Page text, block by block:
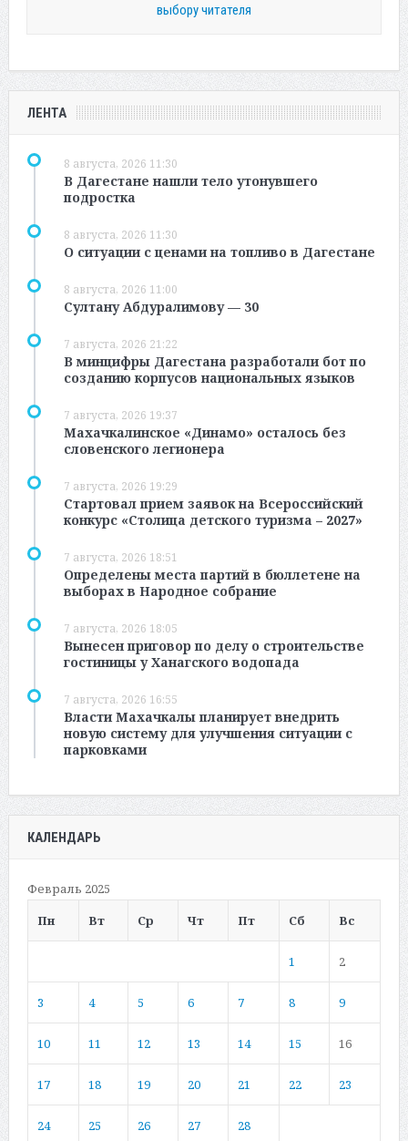
выбору читателя
ЛЕНТА
8 августа, 2026 11:30
В Дагестане нашли тело утонувшего
подростка
8 августа, 2026 11:30
О ситуации с ценами на топливо в Дагестане
8 августа, 2026 11:00
Султану Абдуралимову — 30
7 августа, 2026 21:22
В минцифры Дагестана разработали бот по
созданию корпусов национальных языков
7 августа, 2026 19:37
Махачкалинское «Динамо» осталось без
словенского легионера
7 августа, 2026 19:29
Стартовал прием заявок на Всероссийский
конкурс «Столица детского туризма – 2027»
7 августа, 2026 18:51
Определены места партий в бюллетене на
выборах в Народное собрание
7 августа, 2026 18:05
Вынесен приговор по делу о строительстве
гостиницы у Ханагского водопада
7 августа, 2026 16:55
Власти Махачкалы планирует внедрить
новую систему для улучшения ситуации с
парковками
КАЛЕНДАРЬ
Февраль 2025
Пн
Вт Ср Чт Пт Сб Вс
1 2
3 4 5 6 7 8 9
10 11 12 13 14 15 16
17 18 19 20 21 22 23
24 25 26 27 28